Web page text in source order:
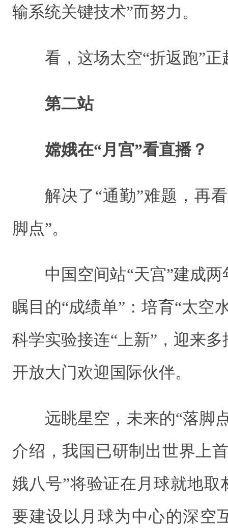
输系统关键技术”而努力。
看，这场太空“折返跑”
第二站
嫦娥在“月宫”看直播？
解决了“通勤”难题，再
脚点”。
中国空间站“天宫”建成
瞩目的“成绩单”：培育“太空
科学实验接连“上新”，迎来
开放大门欢迎国际伙伴。
远眺星空，未来的“落脚
介绍，我国已研制出世界上
娥八号”将验证在月球就地取
要建设以月球为中心的深空